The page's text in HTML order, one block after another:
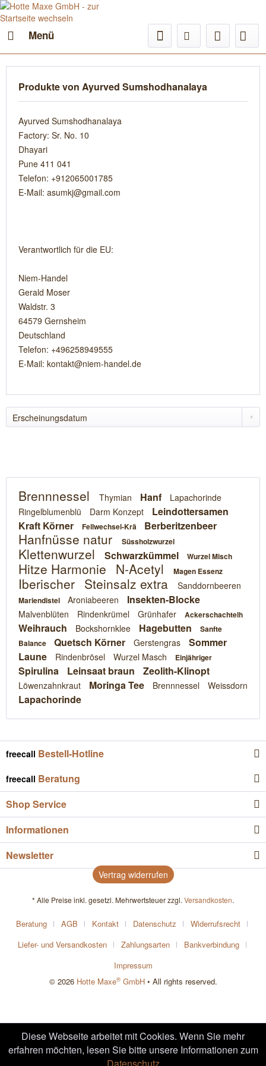
Menü
Produkte von Ayurved Sumshodhanalaya
Ayurved Sumshodhanalaya
Factory: Sr. No. 10
Dhayari
Pune 411 041
Telefon: +912065001785
E-Mail: asumkj@gmail.com
Verantwortlich für die EU:
Niem-Handel
Gerald Moser
Waldstr. 3
64579 Gernsheim
Deutschland
Telefon: +496258949555
E-Mail: kontakt@niem-handel.de
Brennnessel Thymian Hanf
Lapachorinde
Ringelblumenblü
Darm Konzept
Leindottersamen
Kraft Körner
Fellwechsel-Krä Berberitzenbeer
Hanfnüsse natur Süssholzwurzel
Klettenwurzel Schwarzkümmel Wurzel Misch
Hitze Harmonie N-Acetyl Magen Essenz
Iberischer Steinsalz extra Sanddornbeeren
Mariendistel Aroniabeeren Insekten-Blocke
Malvenblüten Rindenkrümel Grünhafer Ackerschachtelh
Weihrauch Bockshornklee Hagebutten
Sanfte
Balance
Quetsch Körner Gerstengras
Sommer
Laune
Rindenbrösel Wurzel Masch Einjähriger
Spirulina Leinsaat braun Zeolith-Klinopt
Löwenzahnkraut Moringa Tee Brennnessel Weissdorn
Lapachorinde
freecall Bestell-Hotline
freecall Beratung
Shop Service
Informationen
Newsletter
Vertrag widerrufen
* Alle Preise inkl. gesetzl. Mehrwertsteuer zzgl. Versandkosten.
Beratung AGB Kontakt Datenschutz
Widerrufsrecht
Liefer- und Versandkosten
Zahlungsarten
Bankverbindung
Impressum
© 2026 Hotte Maxe®GmbH• All rights reserved.
Diese Webseite arbeitet mit Cookies. Wenn Sie mehr
erfahren möchten, lesen Sie bitte unsere Informationen zum